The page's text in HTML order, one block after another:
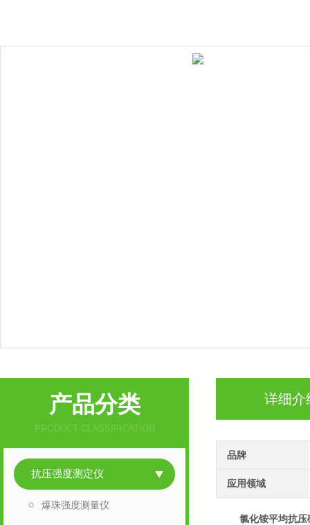
详细介
品牌
应用领域
氯化铵平均抗压
产品分类
PRODUCT CLASSIFICATION
抗压强度测定仪
爆珠强度测量仪